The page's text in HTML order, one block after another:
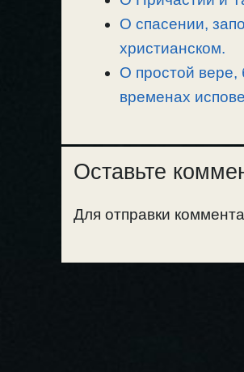
О спасении,
христианском.
О простой вере,
временах
Оставьте
Для отправки